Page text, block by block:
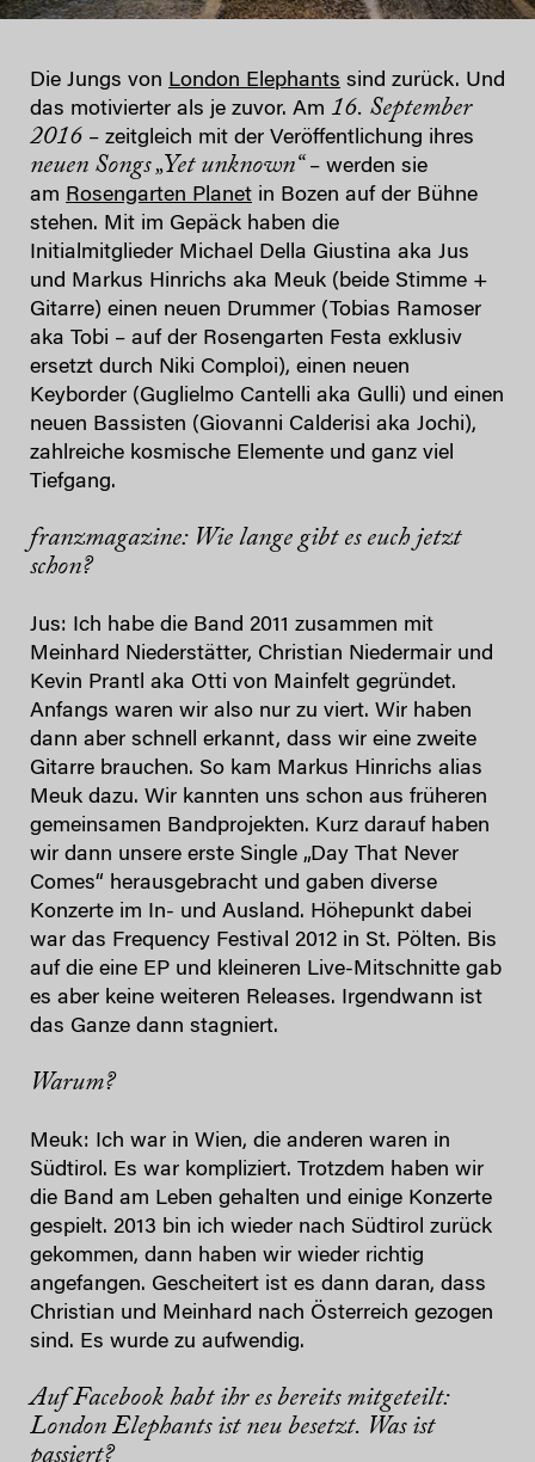
Die Jungs von London Elephants sind zurück. Und
das motivierter als je zuvor. Am 16. September
2016 – zeitgleich mit der Veröffentlichung ihres
neuen Songs „Yet unknown“– werden sie
am Rosengarten Planet in Bozen auf der Bühne
stehen. Mit im Gepäck haben die
Initialmitglieder Michael Della Giustina aka Jus
und Markus Hinrichs aka Meuk (beide Stimme +
Gitarre) einen neuen Drummer (Tobias Ramoser
aka Tobi – auf der Rosengarten Festa exklusiv
ersetzt durch Niki Comploi), einen neuen
Keyborder (Guglielmo Cantelli aka Gulli) und einen
neuen Bassisten (Giovanni Calderisi aka Jochi),
zahlreiche kosmische Elemente und ganz viel
Tiefgang.
franzmagazine: Wie lange gibt es euch jetzt
schon?
Jus: Ich habe die Band 2011 zusammen mit
Meinhard Niederstätter, Christian Niedermair und
Kevin Prantl aka Otti von Mainfelt gegründet.
Anfangs waren wir also nur zu viert. Wir haben
dann aber schnell erkannt, dass wir eine zweite
Gitarre brauchen. So kam Markus Hinrichs alias
Meuk dazu. Wir kannten uns schon aus früheren
gemeinsamen Bandprojekten. Kurz darauf haben
wir dann unsere erste Single „Day That Never
Comes“ herausgebracht und gaben diverse
Konzerte im In- und Ausland. Höhepunkt dabei
war das Frequency Festival 2012 in St. Pölten. Bis
auf die eine EP und kleineren Live-Mitschnitte gab
es aber keine weiteren Releases. Irgendwann ist
das Ganze dann stagniert.
Warum?
Meuk: Ich war in Wien, die anderen waren in
Südtirol. Es war kompliziert. Trotzdem haben wir
die Band am Leben gehalten und einige Konzerte
gespielt. 2013 bin ich wieder nach Südtirol zurück
gekommen, dann haben wir wieder richtig
angefangen. Gescheitert ist es dann daran, dass
Christian und Meinhard nach Österreich gezogen
sind. Es wurde zu aufwendig.
Auf Facebook habt ihr es bereits mitgeteilt:
London Elephants ist neu besetzt. Was ist
passiert?